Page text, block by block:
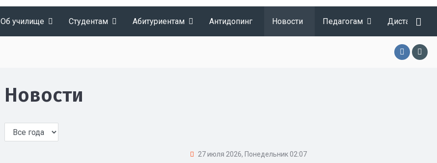
Об училище Студентам Абитуриентам Антидопинг Новости Педагогам
Новости
27 июля 2026, Понедельник 02:07